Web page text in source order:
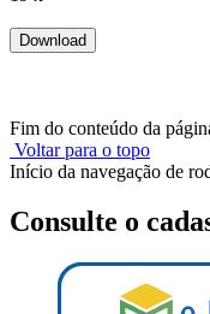
Fim do conteúdo da
Voltar para o topo
Início da navegação de
Consulte o